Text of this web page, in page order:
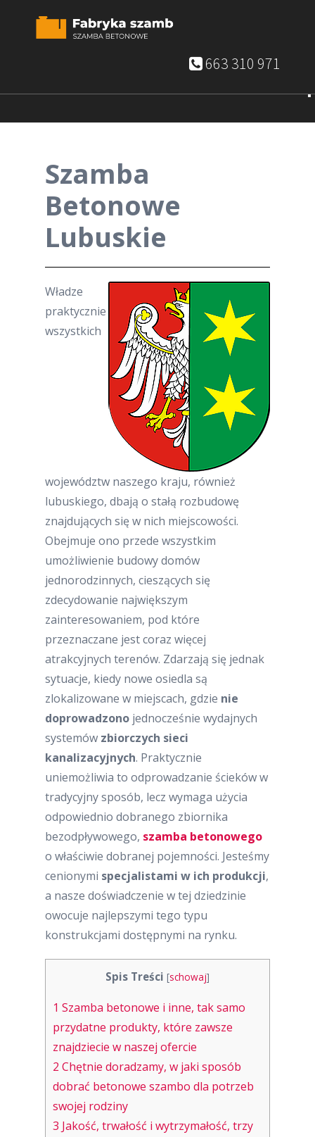
663 310 971
Szamba
Betonowe
Lubuskie
Władze
praktycznie
wszystkich
województw naszego kraju, również
lubuskiego, dbają o stałą rozbudowę
znajdujących się w nich miejscowości.
Obejmuje ono przede wszystkim
umożliwienie budowy domów
jednorodzinnych, cieszących się
zdecydowanie największym
zainteresowaniem, pod które
przeznaczane jest coraz więcej
atrakcyjnych terenów. Zdarzają się jednak
sytuacje, kiedy nowe osiedla są
zlokalizowane w miejscach, gdzie nie
doprowadzono jednocześnie wydajnych
systemów zbiorczych sieci
kanalizacyjnych. Praktycznie
uniemożliwia to odprowadzanie ścieków w
tradycyjny sposób, lecz wymaga użycia
odpowiednio dobranego zbiornika
bezodpływowego, szamba betonowego
o właściwie dobranej pojemności. Jesteśmy
cenionymi specjalistami w ich produkcji,
a nasze doświadczenie w tej dziedzinie
owocuje najlepszymi tego typu
konstrukcjami dostępnymi na rynku.
Spis Treści [schowaj]
1 Szamba betonowe i inne, tak samo
przydatne produkty, które zawsze
znajdziecie w naszej ofercie
2 Chętnie doradzamy, w jaki sposób
dobrać betonowe szambo dla potrzeb
swojej rodziny
3 Jakość, trwałość i wytrzymałość, trzy